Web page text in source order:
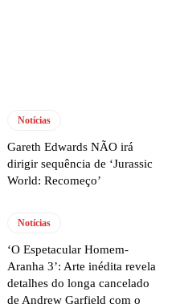
Notícias
Gareth Edwards NÃO irá
dirigir sequência de ‘Jurassic
World: Recomeço’
Notícias
‘O Espetacular Homem-
Aranha 3’: Arte inédita revela
detalhes do longa cancelado
de Andrew Garfield com o